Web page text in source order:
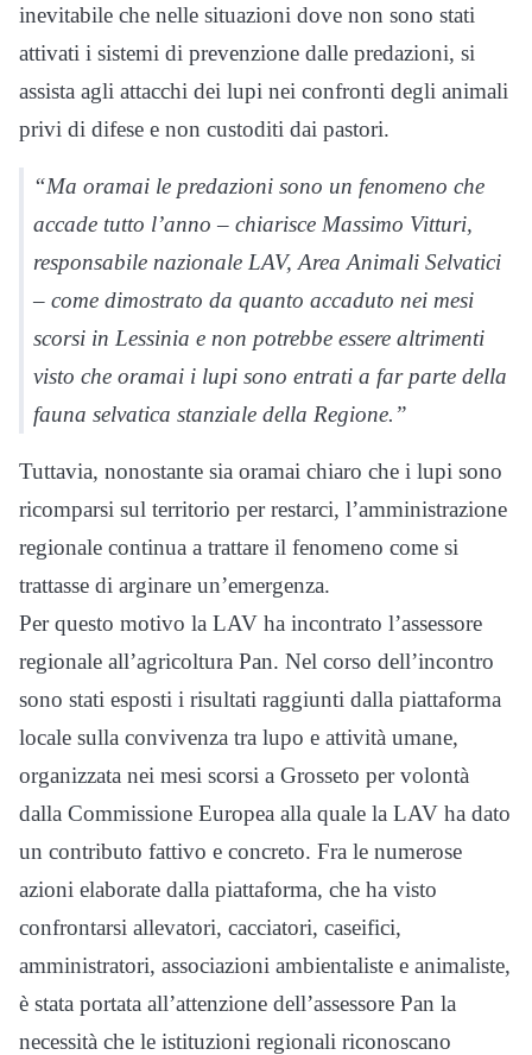
inevitabile che nelle situazioni dove non sono stati
attivati i sistemi di prevenzione dalle predazioni, si
assista agli attacchi dei lupi nei confronti degli animali
privi di difese e non custoditi dai pastori.
“Ma oramai le predazioni sono un fenomeno che
accade tutto l’anno – chiarisce Massimo Vitturi,
responsabile nazionale LAV, Area Animali Selvatici
– come dimostrato da quanto accaduto nei mesi
scorsi in Lessinia e non potrebbe essere altrimenti
visto che oramai i lupi sono entrati a far parte della
fauna selvatica stanziale della Regione.”
Tuttavia, nonostante sia oramai chiaro che i lupi sono
ricomparsi sul territorio per restarci, l’amministrazione
regionale continua a trattare il fenomeno come si
trattasse di arginare un’emergenza.
Per questo motivo la LAV ha incontrato l’assessore
regionale all’agricoltura Pan. Nel corso dell’incontro
sono stati esposti i risultati raggiunti dalla piattaforma
locale sulla convivenza tra lupo e attività umane,
organizzata nei mesi scorsi a Grosseto per volontà
dalla Commissione Europea alla quale la LAV ha dato
un contributo fattivo e concreto. Fra le numerose
azioni elaborate dalla piattaforma, che ha visto
confrontarsi allevatori, cacciatori, caseifici,
amministratori, associazioni ambientaliste e animaliste,
è stata portata all’attenzione dell’assessore Pan la
necessità che le istituzioni regionali riconoscano